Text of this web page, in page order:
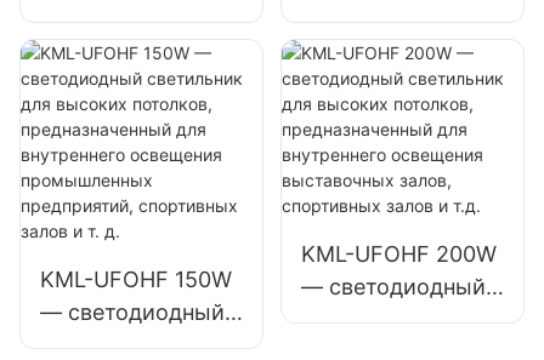
заводские здания
и склады.
заводские здания
и склады.
светильник для
высоких
потолков,
предназначенный
для
промышленных
предприятий,
складов и других
помещений.
светильник для
высоких
потолков,
предназначенный
для
промышленных
предприятий,
складов и других
помещений.
KML-UFOHF 150W
— светодиодный
светильник для
KML-UFOHF 200W
— светодиодный
светильник для